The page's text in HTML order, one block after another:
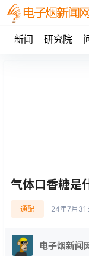
新闻 研究院
气体口香糖是
通配 24年7月31
电子烟新闻